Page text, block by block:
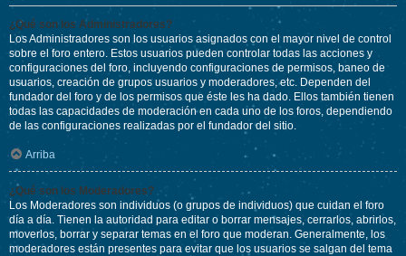
¿Qué son los Administradores?
Los Administradores son los usuarios asignados con el mayor nivel de control
sobre el foro entero. Estos usuarios pueden controlar todas las acciones y
configuraciones del foro, incluyendo configuraciones de permisos, baneo de
usuarios, creación de grupos usuarios y moderadores, etc. Dependen del
fundador del foro y de los permisos que éste les ha dado. Ellos también tienen
todas las capacidades de moderación en cada uno de los foros, dependiendo
de las configuraciones realizadas por el fundador del sitio.
Arriba
¿Qué son los Moderadores?
Los Moderadores son individuos (o grupos de individuos) que cuidan el foro
día a día. Tienen la autoridad para editar o borrar mensajes, cerrarlos, abrirlos,
moverlos, borrar y separar temas en el foro que moderan. Generalmente, los
moderadores están presentes para evitar que los usuarios se salgan del tema